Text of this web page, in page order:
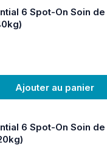
6 Spot-On Soin
Ajouter au panier
6 Spot-On Soin